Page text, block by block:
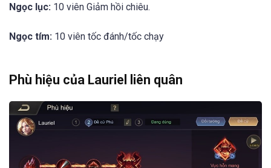
Ngọc lục: 10 viên Giảm hồi chiêu.
Ngọc tím: 10 viên tốc đánh/tốc chạy
Phù hiệu của Lauriel liên quân